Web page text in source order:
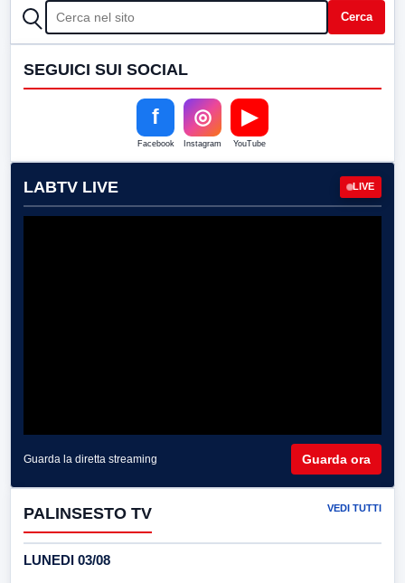
CERCA Cerca
SEGUICI SUI SOCIAL
f
Facebook
◎
Instagram
▶
YouTube
LABTV LIVE LIVE
Guarda la diretta streaming Guarda ora
PALINSESTO TV VEDI TUTTI
LUNEDI 03/08